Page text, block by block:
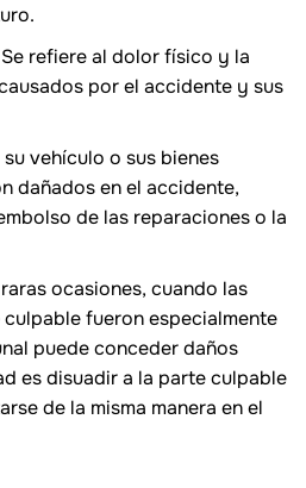
Se refiere al dolor físico y la
por el accidente y sus
su vehículo o sus bienes
dañados en el accidente,
de las reparaciones o la
ocasiones, cuando las
fueron especialmente
puede conceder daños
es disuadir a la parte culpable
de la misma manera en el